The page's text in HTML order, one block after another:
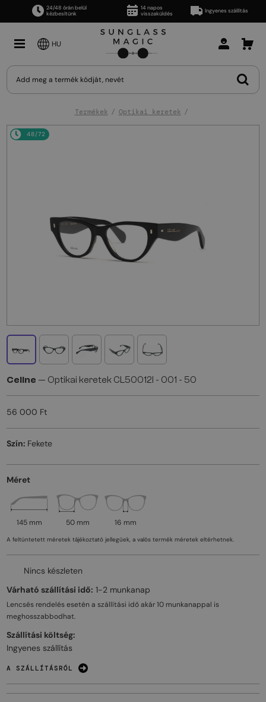
24/48 órán belül
kézbesítünk
14 napos
visszaküldés
Ingyenes szállítás
HU
Termékek Optikai keretek
48/72
Celine — Optikai keretek CL50012I - 001 - 50
56 000 Ft
Szín: Fekete
Méret
145 mm 50 mm 16 mm
A feltüntetett méretek tájékoztató jellegűek, a valós termék méretek eltérhetnek.
Nincs készleten
Várható szállítási idő: 1-2 munkanap
Lencsés rendelés esetén a szállítási idő akár10 munkanappal is
meghosszabbodhat.
Szállítási költség:
Ingyenes szállítás
A SZÁLLÍTÁSRÓL